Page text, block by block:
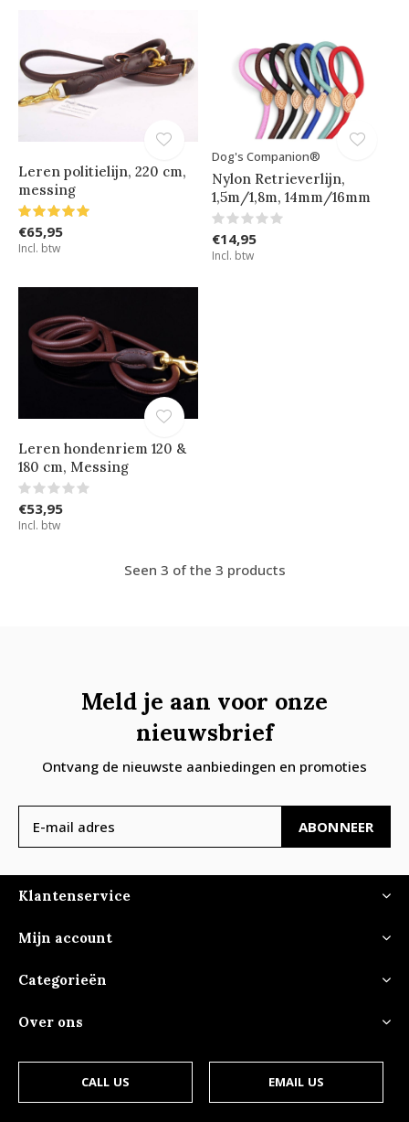
Leren politielijn, 220 cm,
messing
€65,95
Incl. btw
Dog's Companion®
Nylon Retrieverlijn,
1,5m/1,8m, 14mm/16mm
€14,95
Incl. btw
Leren hondenriem 120 &
180 cm, Messing
€53,95
Incl. btw
Seen 3 of the 3 products
Meld je aan voor onze
nieuwsbrief
Ontvang de nieuwste aanbiedingen en promoties
ABONNEER
Klantenservice
Mijn account
Categorieën
Over ons
CALL US EMAIL US